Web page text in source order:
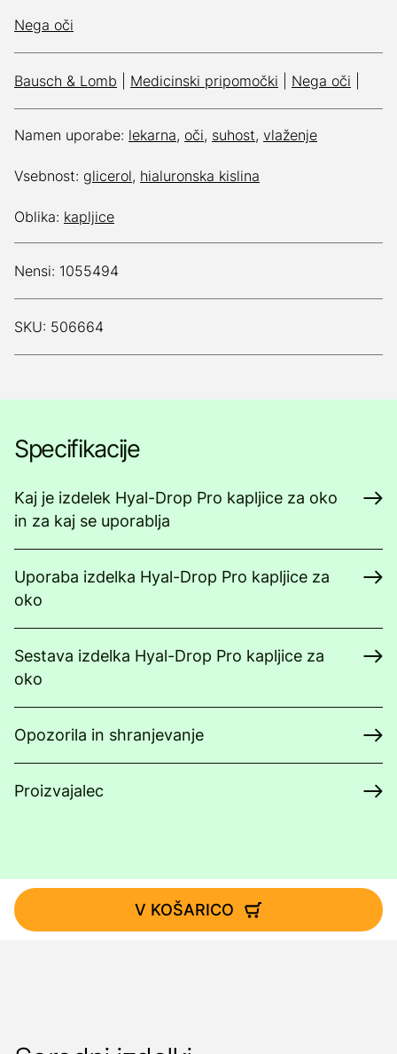
Nega oči
Bausch & Lomb Medicinski pripomočki Nega oči
Namen uporabe: lekarna, oči, suhost, vlaženje
Vsebnost: glicerol, hialuronska kislina
Oblika: kapljice
Nensi: 1055494
SKU: 506664
Specifikacije
Kaj je izdelek Hyal-Drop Pro kapljice za oko
in za kaj se uporablja
Uporaba izdelka Hyal-Drop Pro kapljice za
oko
Sestava izdelka Hyal-Drop Pro kapljice za
oko
Opozorila in shranjevanje
Proizvajalec
V KOŠARICO